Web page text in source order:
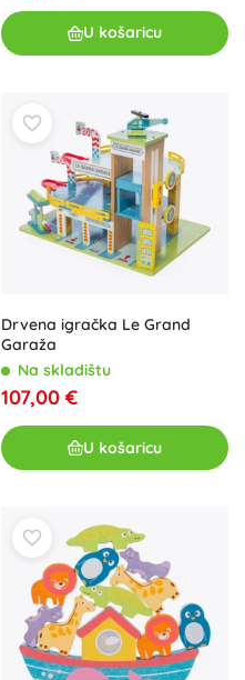
U košaricu
Drvena igračka Le Grand
Garaža
Na skladištu
107,00 €
U košaricu